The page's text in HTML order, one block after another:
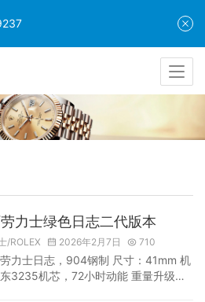
力士绿色日志二代版本
/ROLEX 2026年2月7日 710
力士日志，904钢制 尺寸：41mm 机
3235机芯，72小时动能 重量升级为